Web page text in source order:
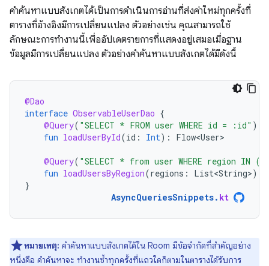
คำค้นหาแบบสังเกตได้เป็นการดำเนินการอ่านที่ส่งค่าใหม่ทุกครั้งที่
ตารางที่อ้างอิงมีการเปลี่ยนแปลง ตัวอย่างเช่น คุณสามารถใช้
ลักษณะการทำงานนี้เพื่ออัปเดตรายการที่แสดงอยู่เสมอเมื่อฐาน
ข้อมูลมีการเปลี่ยนแปลง ตัวอย่างคำค้นหาแบบสังเกตได้มีดังนี้
@Dao
interface ObservableUserDao {
@Query( "SELECT * FROM user WHERE id = :id" )
fun loadUserById(id : Int): Flow<User>
@Query( "SELECT * from user WHERE region IN
fun loadUsersByRegion(regions : List<String>):
}
AsyncQueriesSnippets. kt
หมายเหตุ: คำค้นหาแบบสังเกตได้ใน Room มีข้อจำกัดที่สำคัญอย่าง
หนึ่งคือ คำค้นหาจะ ทำงานซ้ำทุกครั้งที่แถวใดก็ตามในตารางได้รับการ